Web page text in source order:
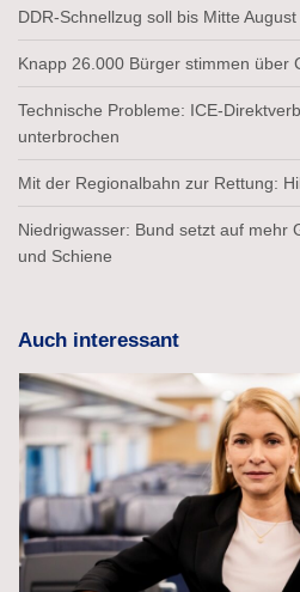
DDR-Schnellzug soll bis Mitte
Knapp 26.000 Bürger stimmen über
Technische Probleme: ICE-
unterbrochen
Mit der Regionalbahn zur Rettung:
Niedrigwasser: Bund setzt auf mehr
und Schiene
Auch interessant